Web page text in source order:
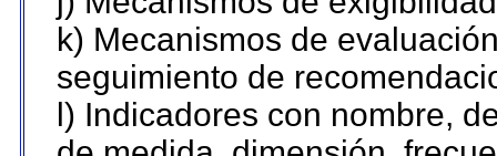
k) Mecanismos de
seguimiento de
l) Indicadores con nombre,